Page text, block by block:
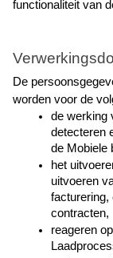
functionaliteit van
De
worden voor de
de werking
detecteren
de Mobiele
het
uitvoeren
facturering,
contracten,
reageren